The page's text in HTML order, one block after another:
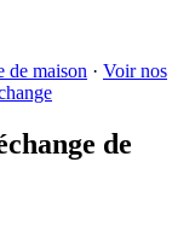
de maison · Voir nos
de